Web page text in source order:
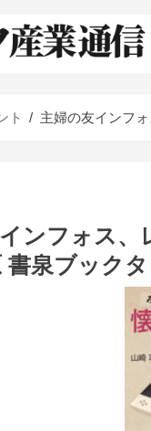
ト 主婦の友インフ
ンフォス、
泉ブックタ